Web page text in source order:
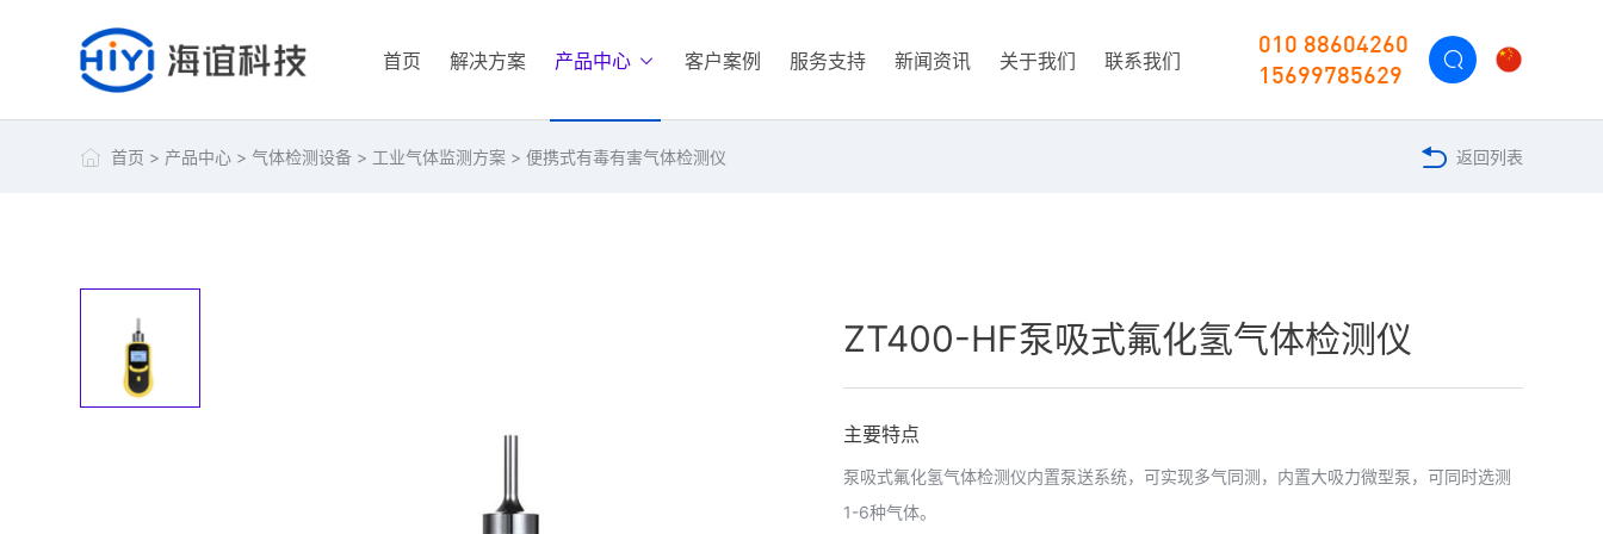
首页 解决方案 产品中心 客户案例 服务支持 新闻资讯 关于我们 联系我们
010 88604260
15699785629
首页 > 产品中心 >气体检测设备 > 工业气体监测方案 >便携式有毒有害气体检测仪 返回列表
ZT400-HF泵吸式氟化氢气体检测仪
主要特点
泵吸式氟化氢气体检测仪内置泵送系统，可实现多气同测，内置大吸力微型泵，可同时选测
1-6种气体。